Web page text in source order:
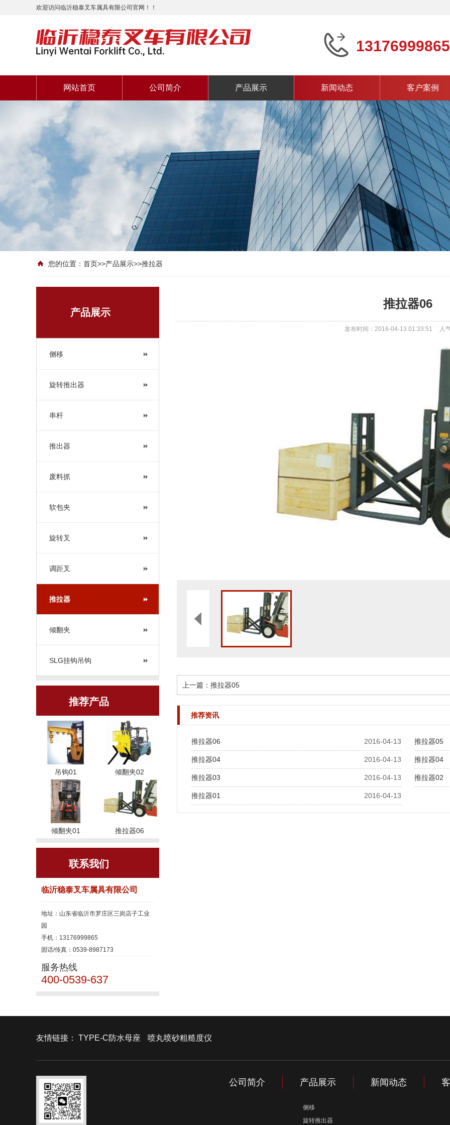
欢迎访问临沂稳泰叉车属具有限公司官网！！
13176999865
网站首页 公司简介 产品展示 新闻动态 客户案例
您的位置： 首页>>产品展示>>推拉器
产品展示
侧移
旋转推出器
串杆
推出器
废料抓
软包夹
旋转叉
调距叉
推拉器
倾翻夹
SLG挂钩吊钩
推荐产品
吊钩01 倾翻夹02
倾翻夹01 推拉器06
联系我们
临沂稳泰叉车属具有限公司
地址：山东省临沂市罗庄区三岗店子工业
园
手机：13176999865
固话/传真：0539-8987173
服务热线
400-0539-637
推拉器06
发布时间：2016-04-13 01:33:51 人
上一篇： 推拉器05
推荐资讯
2016-04-13
推拉器06 推拉器05
2016-04-13
推拉器04 推拉器04
2016-04-13
推拉器03 推拉器02
2016-04-13
推拉器01
友情链接： TYPE-C防水母座 喷丸喷砂粗糙度仪
公司简介 产品展示
侧移
旋转推出器
新闻动态